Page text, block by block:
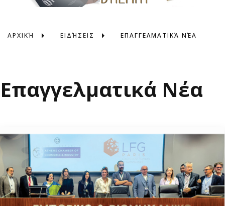
ΑΡΧΙΚΉ ΕΙΔΉΣΕΙΣ ΕΠΑΓΓΕΛΜΑΤΙΚΆ ΝΈΑ
Επαγγελματικά Νέα